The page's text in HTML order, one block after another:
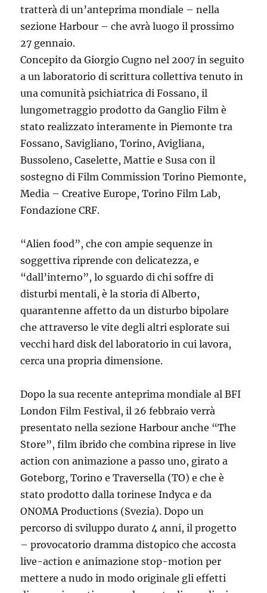
tratterà di un’anteprima mondiale – nella
sezione Harbour – che avrà luogo il prossimo
27 gennaio.
Concepito da Giorgio Cugno nel 2007 in seguito
a un laboratorio di scrittura collettiva tenuto in
una comunità psichiatrica di Fossano, il
lungometraggio prodotto da Ganglio Film è
stato realizzato interamente in Piemonte tra
Fossano, Savigliano, Torino, Avigliana,
Bussoleno, Caselette, Mattie e Susa con il
sostegno di Film Commission Torino Piemonte,
Media – Creative Europe, Torino Film Lab,
Fondazione CRF.
“Alien food”, che con ampie sequenze in
soggettiva riprende con delicatezza, e
“dall’interno”, lo sguardo di chi soffre di
disturbi mentali, è la storia di Alberto,
quarantenne affetto da un disturbo bipolare
che attraverso le vite degli altri esplorate sui
vecchi hard disk del laboratorio in cui lavora,
cerca una propria dimensione.
Dopo la sua recente anteprima mondiale al BFI
London Film Festival, il 26 febbraio verrà
presentato nella sezione Harbour anche “The
Store”, film ibrido che combina riprese in live
action con animazione a passo uno, girato a
Goteborg, Torino e Traversella (TO) e che è
stato prodotto dalla torinese Indyca e da
ONOMA Productions (Svezia). Dopo un
percorso di sviluppo durato 4 anni, il progetto
– provocatorio dramma distopico che accosta
live-action e animazione stop-motion per
mettere a nudo in modo originale gli effetti